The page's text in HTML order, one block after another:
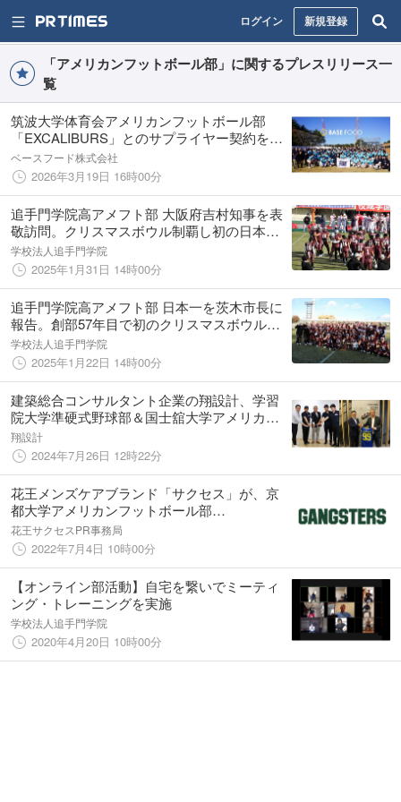
ログイン 新規登録
「アメリカンフットボール部」に関するプレスリリース一
覧
筑波大学体育会アメリカンフットボール部
「EXCALIBURS」とのサプライヤー契約を締
結
ベースフード株式会社
2026年3月19日 16時00分
追手門学院高アメフト部 大阪府吉村知事を表
敬訪問。クリスマスボウル制覇し初の日本
一。大阪のチームの優勝は13年ぶり
学校法人追手門学院
2025年1月31日 14時00分
追手門学院高アメフト部 日本一を茨木市長に
報告。創部57年目で初のクリスマスボウル制
覇。市長へ表敬訪問
学校法人追手門学院
2025年1月22日 14時00分
建築総合コンサルタント企業の翔設計、学習
院大学準硬式野球部＆国士舘大学アメリカン
フットボール部とスポンサー契約締結！
翔設計
2024年7月26日 12時22分
花王メンズケアブランド「サクセス」が、京
都大学アメリカンフットボール部
「GANGSTERS」に商品提供サポート
花王サクセスPR事務局
2022年7月4日 10時00分
【オンライン部活動】自宅を繋いでミーティ
ング・トレーニングを実施
学校法人追手門学院
2020年4月20日 10時00分